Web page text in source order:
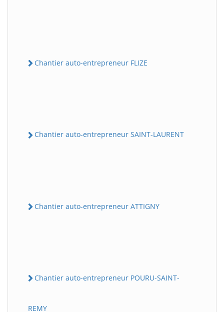
Chantier auto-entrepreneur FLIZE
Chantier auto-entrepreneur SAINT-LAURENT
Chantier auto-entrepreneur ATTIGNY
Chantier auto-entrepreneur POURU-SAINT-
REMY